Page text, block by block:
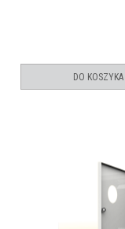
DO KOSZYKA